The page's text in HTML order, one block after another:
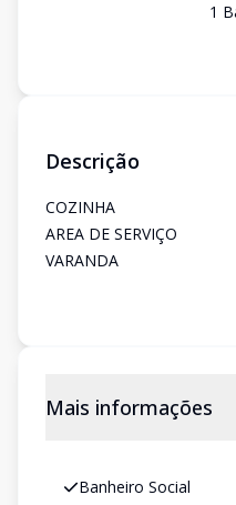
1
Descrição
COZINHA
AREA DE SERVIÇO
VARANDA
Mais informações
Banheiro Social